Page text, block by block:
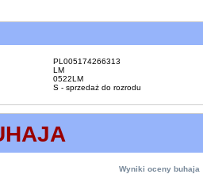
PL005174266313
LM
0522LM
S - sprzedaż do rozrodu
Wyniki oceny buhaja